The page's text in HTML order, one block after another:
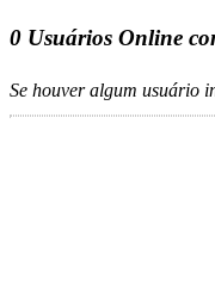
0 Usuários Online
Se houver algum usuário